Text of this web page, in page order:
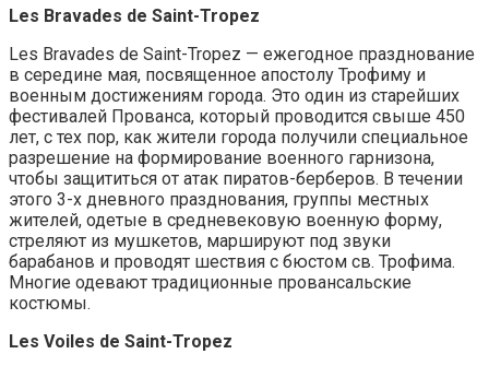
Les Bravades de Saint-Tropez
Les Bravades de Saint-Tropez — ежегодное празднование
в середине мая, посвященное апостолу Трофиму и
военным достижениям города. Это один из старейших
фестивалей Прованса, который проводится свыше 450
лет, с тех пор, как жители города получили специальное
разрешение на формирование военного гарнизона,
чтобы защититься от атак пиратов-берберов. В течении
этого 3-х дневного празднования, группы местных
жителей, одетые в средневековую военную форму,
стреляют из мушкетов, маршируют под звуки
барабанов и проводят шествия с бюстом св. Трофима.
Многие одевают традиционные провансальские
костюмы.
Les Voiles de Saint-Tropez